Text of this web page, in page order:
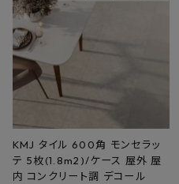
KMJ タイル 600角 モンセラッ
テ 5枚(1.8m2)/ケース 屋外 屋
内 コンクリート調 デコール